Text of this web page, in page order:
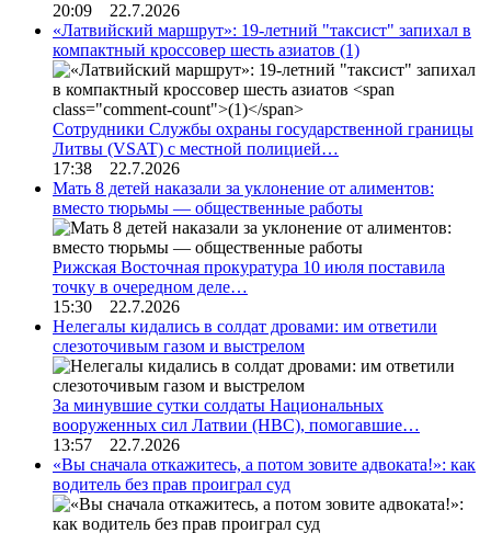
20:09 22.7.2026
«Латвийский маршрут»: 19-летний "таксист" запихал в
компактный кроссовер шесть азиатов (1)
Сотрудники Службы охраны государственной границы
Литвы (VSAT) с местной полицией…
17:38 22.7.2026
Мать 8 детей наказали за уклонение от алиментов:
вместо тюрьмы — общественные работы
Рижская Восточная прокуратура 10 июля поставила
точку в очередном деле…
15:30 22.7.2026
Нелегалы кидались в солдат дровами: им ответили
слезоточивым газом и выстрелом
За минувшие сутки солдаты Национальных
вооруженных сил Латвии (НВС), помогавшие…
13:57 22.7.2026
«Вы сначала откажитесь, а потом зовите адвоката!»: как
водитель без прав проиграл суд